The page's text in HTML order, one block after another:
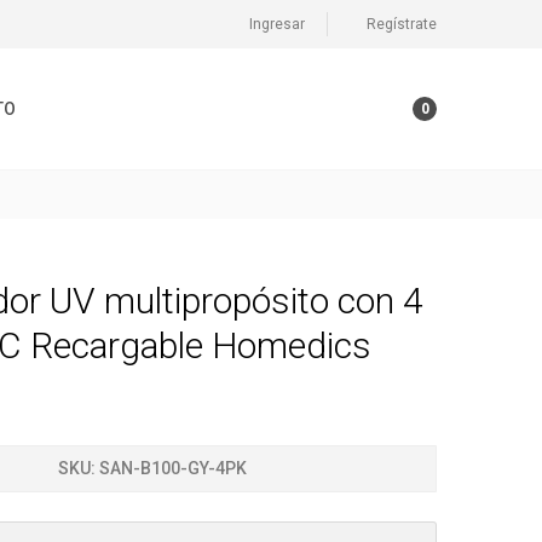
Ingresar Regístrate
0
UV multipropósito con 4
Recargable Homedics
SKU: SAN-B100-GY-4PK